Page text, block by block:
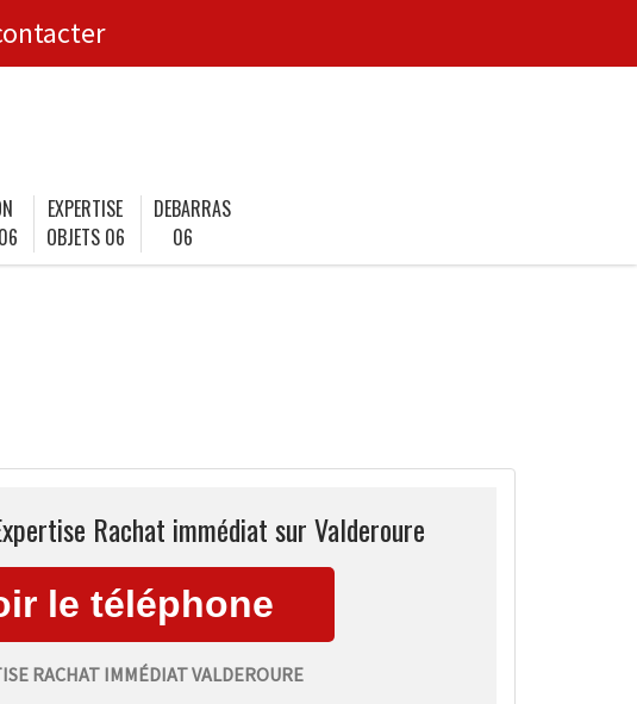
EXPERTISE
OBJETS 06
DEBARRAS
06
Rachat immédiat sur Valderoure
RACHAT IMMÉDIAT VALDEROURE